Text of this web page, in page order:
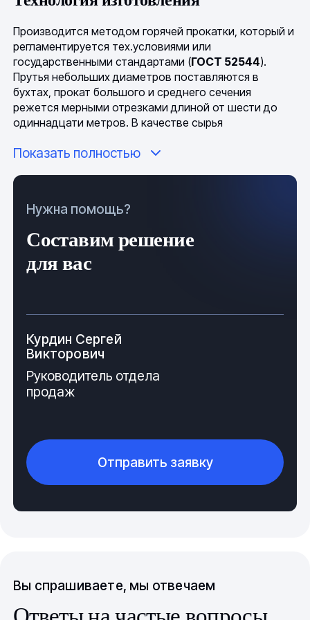
Производится методом горячей прокатки, который и
регламентируется тех.условиями или
государственными стандартами (ГОСТ 52544).
Прутья небольших диаметров поставляются в
бухтах, прокат большого и среднего сечения
режется мерными отрезками длиной от шести до
одиннадцати метров. В качестве сырья
Ст3Гсп), которая является идеальным сочетанием
возможно производство из нержавеющих марок
Показать полностью
Нужна помощь?
Составим решение
для вас
Курдин Сергей
Викторович
Руководитель отдела
продаж
Отправить заявку
Вы спрашиваете, мы отвечаем